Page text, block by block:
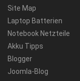
Site Map
Laptop Batterien
Notebook Netzteile
Akku Tipps
Blogger
Joomla-Blog